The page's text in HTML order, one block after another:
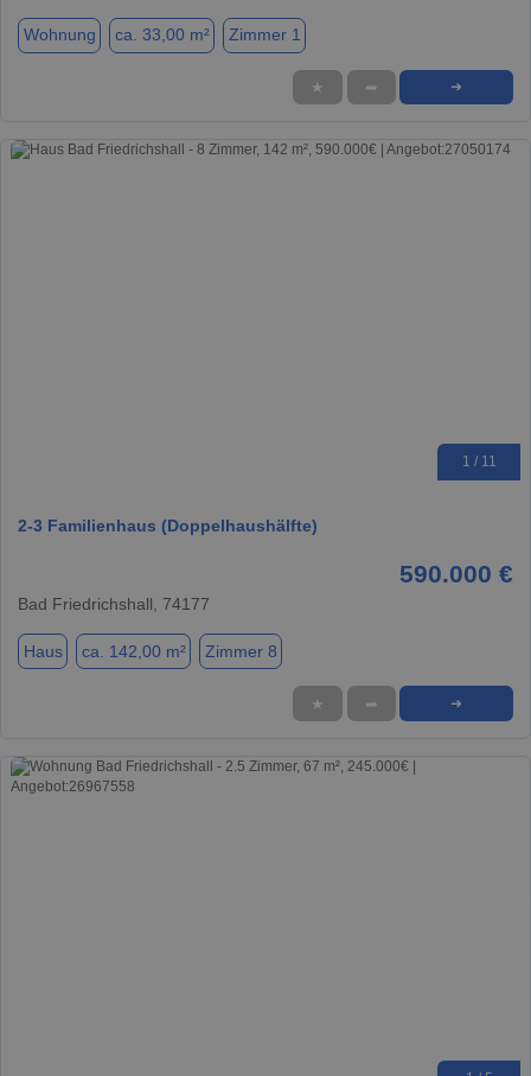
Wohnung ca. 33,00 m² Zimmer 1
★ ➦ ➜
1 / 11
2-3 Familienhaus (Doppelhaushälfte)
590.000 €
Bad Friedrichshall, 74177
Haus ca. 142,00 m² Zimmer 8
★ ➦ ➜